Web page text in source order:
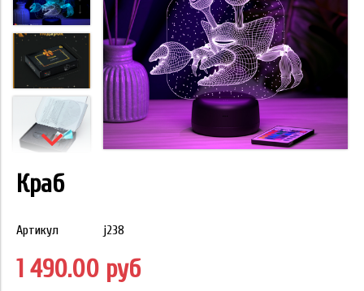
Краб
Артикул j238
1 490.00 руб